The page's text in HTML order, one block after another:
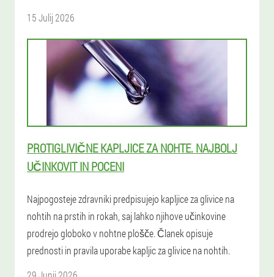
15 Julij 2026
PROTIGLIVIČNE KAPLJICE ZA NOHTE. NAJBOLJ
UČINKOVIT IN POCENI
Najpogosteje zdravniki predpisujejo kapljice za glivice na
nohtih na prstih in rokah, saj lahko njihove učinkovine
prodrejo globoko v nohtne plošče. Članek opisuje
prednosti in pravila uporabe kapljic za glivice na nohtih.